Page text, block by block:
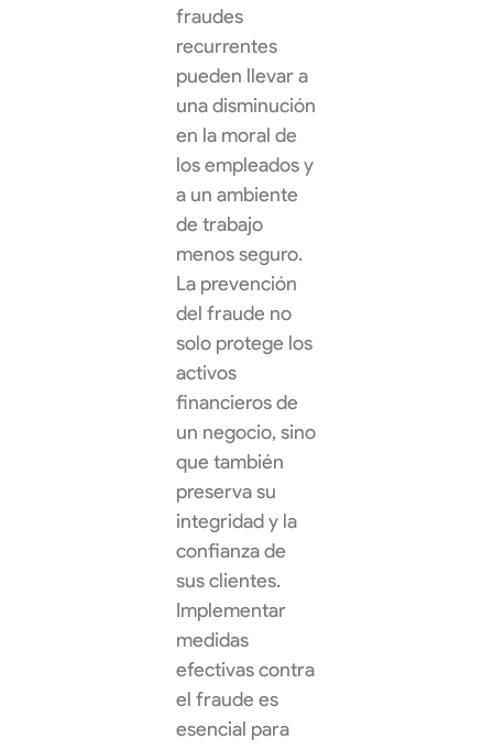
fraudes
recurrentes
pueden llevar a
una disminución
en la moral de
los empleados y
a un ambiente
de trabajo
menos seguro.
La prevención
del fraude no
solo protege los
activos
financieros de
un negocio, sino
que también
preserva su
integridad y la
confianza de
sus clientes.
Implementar
medidas
efectivas contra
el fraude es
esencial para